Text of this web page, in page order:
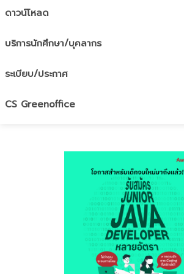
ดาวน์โหลด
บริการนักศึกษา/บุคลากร
ระเบียบ/ประกาศ
CS Greenoffice